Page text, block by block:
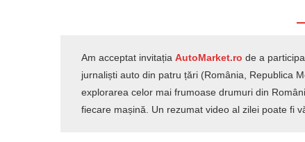
Am acceptat invitația AutoMarket.ro de a
jurnaliști auto din patru țări (România, Republica
explorarea celor mai frumoase drumuri din
fiecare mașină. Un rezumat video al zilei poate fi